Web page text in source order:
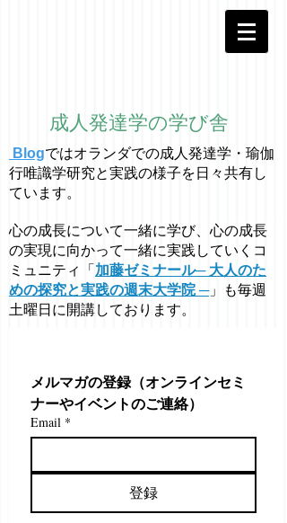
成人発達学の学び舎
Blogではオラ ンダでの成人発達学・ 瑜伽
行唯識学研究と実践の様子を日々共有し
ています。
心の成長について一緒に学び、心の成長
の実現に向かって一緒に実践していくコ
ミュニティ「 加藤ゼミナール─ 大人のた
めの探究と実践の週末大学院 ─」も毎週
土曜日に開講しております。
メルマガの登録（オンラインセミ
ナーやイベントのご連絡）
Email *
登録